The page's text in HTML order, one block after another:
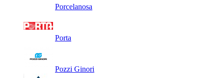
Porcelanosa
Porta
Pozzi Ginori